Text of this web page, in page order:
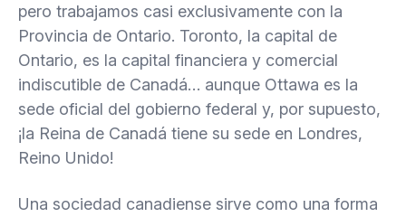
pero trabajamos casi exclusivamente con la
Provincia de Ontario. Toronto, la capital de
Ontario, es la capital financiera y comercial
indiscutible de Canadá… aunque Ottawa es la
sede oficial del gobierno federal y, por supuesto,
¡la Reina de Canadá tiene su sede en Londres,
Reino Unido!
Una sociedad canadiense sirve como una forma